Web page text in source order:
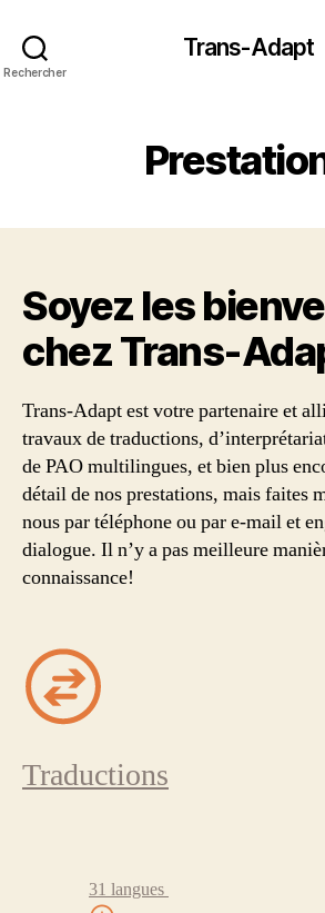
Rechercher
Trans-Adapt
Soyez les
chez
Trans-Adapt est votre partenaire et
travaux de traductions,
de PAO multilingues, et bien plus
détail de nos prestations, mais faites
nous par téléphone ou par e-mail et
dialogue. Il n’y a pas meilleure
connaissance!
Traductions
31 langues